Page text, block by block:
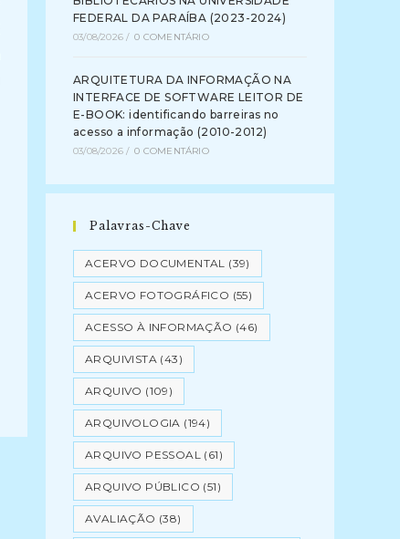
FEDERAL DA PARAÍBA (2023-2024)
03/08/2026 / 0 COMENTÁRIO
ARQUITETURA DA INFORMAÇÃO NA
INTERFACE DE SOFTWARE LEITOR DE
E-BOOK: identificando barreiras no
acesso a informação (2010-2012)
03/08/2026 / 0 COMENTÁRIO
Palavras-Chave
ACERVO DOCUMENTAL (39)
ACERVO FOTOGRÁFICO (55)
ACESSO À INFORMAÇÃO (46)
ARQUIVISTA (43)
ARQUIVO (109)
ARQUIVOLOGIA (194)
ARQUIVO PESSOAL (61)
ARQUIVO PÚBLICO (51)
AVALIAÇÃO (38)